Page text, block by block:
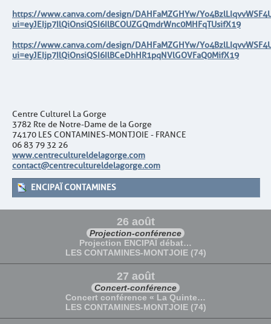
https://www.canva.com/design/DAHFaMZGHYw/
ui=eyJEIjp7IlQiOnsiQSI6IlBCOUZGQmdrWnc0MHFqTUsifX19
https://www.canva.com/design/DAHFaMZGHYw/
ui=eyJEIjp7IlQiOnsiQSI6IlBCeDhHR1pqNVlGOVFaQ0MifX19
Centre Culturel La Gorge
3782 Rte de Notre-Dame de la Gorge
74170 LES CONTAMINES-MONTJOIE - FRANCE
06 83 79 32 26
www.centrecultureldelagorge.com
contact@centrecultureldelagorge.com
ENCIPAÏ CONTAMINES
26 août
Projection-conférence
Projection ENCIPAÏ débat…
LES CONTAMINES-MONTJOIE (74)
27 août
Concert-conférence
Concert conférence « La Quinte…
LES CONTAMINES-MONTJOIE (74)